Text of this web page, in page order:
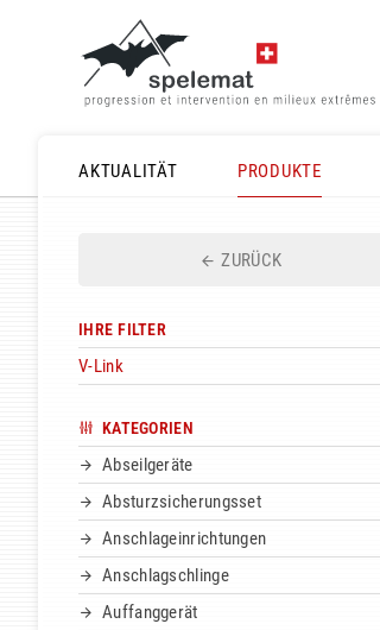
AKTUALITÄT
PRODUKTE
ZURÜCK
IHRE FILTER
V-Link
KATEGORIEN
Abseilgeräte
Absturzsicherungsset
Anschlageinrichtungen
Anschlagschlinge
Auffanggerät